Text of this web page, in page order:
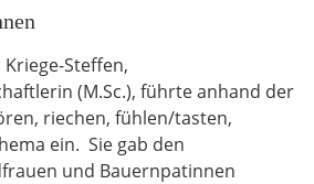
Steffen,
(M.Sc.), führte anhand der
riechen, fühlen/tasten,
ein. Sie gab den
und Bauernpatinnen